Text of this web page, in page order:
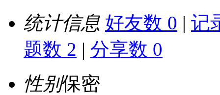
统计信息 好友数 0 | 记
题数 2 | 分享数 0
性别保密